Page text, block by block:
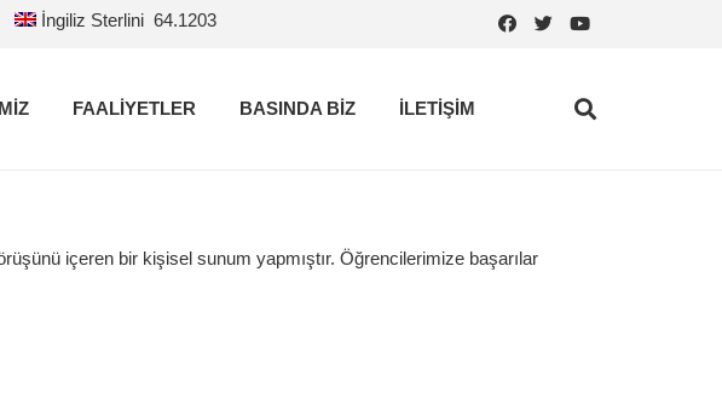
İngiliz Sterlini 64.1203
FAALİYETLER BASINDA BİZ İLETİŞİM
içeren bir kişisel sunum yapmıştır. Öğrencilerimize başarılar